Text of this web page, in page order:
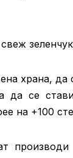
храна,
да се
на +100